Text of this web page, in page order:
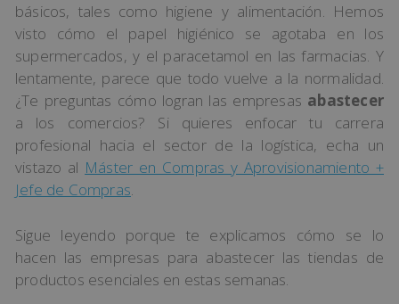
básicos, tales como higiene y alimentación. Hemos
visto cómo el papel higiénico se agotaba en los
supermercados, y el paracetamol en las farmacias. Y
lentamente, parece que todo vuelve a la normalidad.
¿Te preguntas cómo logran las empresas abastecer
a los comercios? Si quieres enfocar tu carrera
profesional hacia el sector de la logística, echa un
vistazo al Máster en Compras y Aprovisionamiento +
Jefe de Compras.
Sigue leyendo porque te explicamos cómo se lo
hacen las empresas para abastecer las tiendas de
productos esenciales en estas semanas.